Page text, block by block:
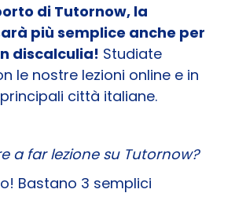
di Tutornow, la
più semplice anche per
discalculia! Studiate
le nostre lezioni online e in
città italiane.
a far lezione su Tutornow?
Bastano 3 semplici